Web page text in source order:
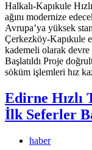
Halkalı-Kapıkule
ağını modernize
Avrupa’ya yüksek
Çerkezköy-Kapıkule
kademeli olarak devre
Başlatıldı Proje
söküm işlemleri hız
Edirne Hızlı
İlk Seferler
haber